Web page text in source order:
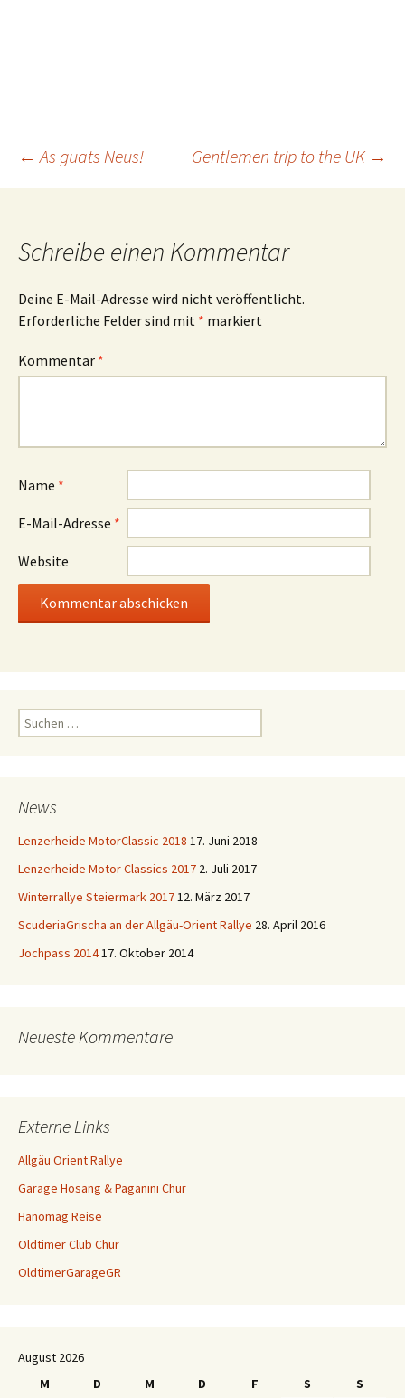
Beitragsnavigation
← As guats Neus! Gentlemen trip to the UK →
Schreibe einen Kommentar
Deine E-Mail-Adresse wird nicht veröffentlicht.
Erforderliche Felder sind mit * markiert
Kommentar *
Name *
E-Mail-Adresse *
Website
Suchen
nach:
News
Lenzerheide MotorClassic 2018 17. Juni 2018
Lenzerheide Motor Classics 2017 2. Juli 2017
Winterrallye Steiermark 201712. März 2017
ScuderiaGrischa an der Allgäu-Orient Rallye 28. April 2016
Jochpass 201417. Oktober 2014
Neueste Kommentare
Externe Links
Allgäu Orient Rallye
Garage Hosang & Paganini Chur
Hanomag Reise
Oldtimer Club Chur
OldtimerGarageGR
August 2026
M
D M D F S
S